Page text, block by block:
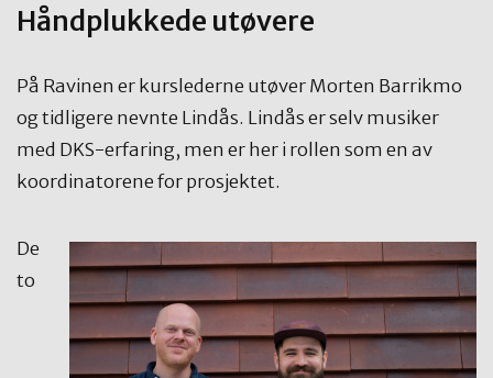
Håndplukkede utøvere
På Ravinen er kurslederne utøver Morten Barrikmo
og tidligere nevnte Lindås. Lindås er selv musiker
med DKS-erfaring, men er her i rollen som en av
koordinatorene for prosjektet.
De
to